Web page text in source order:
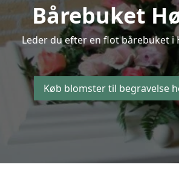
Bårebuket
Leder du efter en flot bårebuket
Køb blomster til begravelse